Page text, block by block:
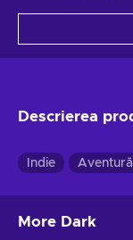
Descrierea
Indie Aventură
More Dark